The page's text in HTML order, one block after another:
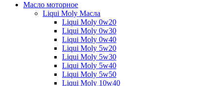
Масло моторное
Liqui Moly Масла
Liqui Moly 0w20
Liqui Moly 0w30
Liqui Moly 0w40
Liqui Moly 5w20
Liqui Moly 5w30
Liqui Moly 5w40
Liqui Moly 5w50
Liqui Moly 10w40